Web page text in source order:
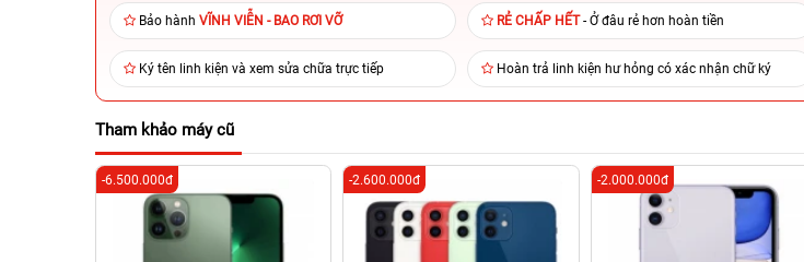
Bảo hành VĨNH VIỄN - BAO RƠI VỠ RẺ CHẤP HẾT- Ở đâu rẻ hơn hoàn tiền
Ký tên linh kiện và xem sửa chữa trực tiếp Hoàn trả linh kiện hư hỏng có xác nhận chữ ký
Tham khảo máy cũ
-6.500.000đ -2.600.000đ -2.000.000đ